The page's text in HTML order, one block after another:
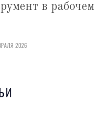
в рабочем
2026